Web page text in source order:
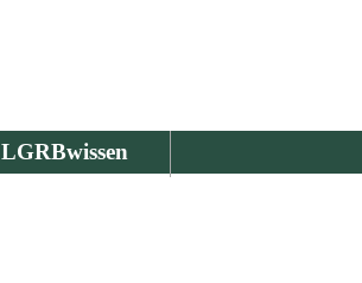
LGRBwissen